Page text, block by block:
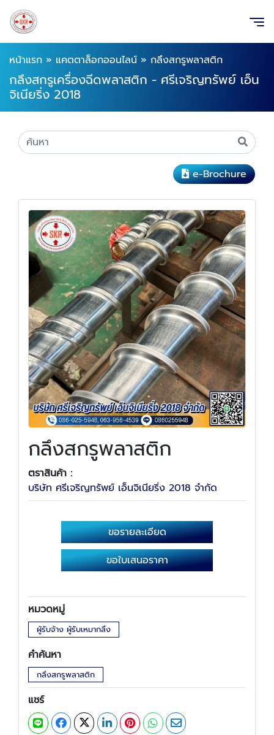
หน้าแรก » แคตตาล็อกออนไลน์ » กลึงสกรูพลาสติก
กลึงสกรูเครื่องฉีดพลาสติก - ศรีเจริญทรัพย์ เอ็น
จิเนียริ่ง 2018
e-Brochure
กลึงสกรูพลาสติก
ตราสินค้า :
บริษัท ศรีเจริญทรัพย์ เอ็นจิเนียริ่ง 2018 จำกัด
ขอรายละเอียด
ขอใบเสนอราคา
หมวดหมู่
ผู้รับจ้าง ผู้รับเหมากลึง
คำค้นหา
กลึงสกรูพลาสติก
แชร์